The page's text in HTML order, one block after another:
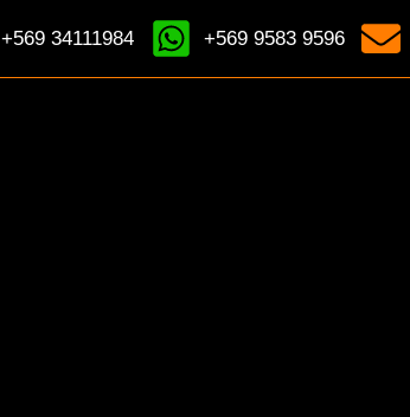
+569 34111984 +569 9583 9596